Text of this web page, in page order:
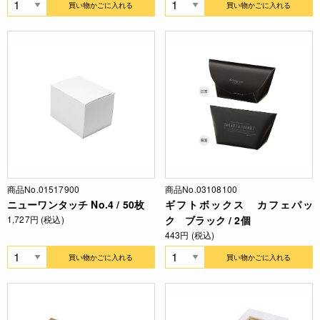
買い物かごに入れる 買い物かごに入れる
商品No.01517900
ニューワンタッチ No.4 / 50枚
1,727円 (税込)
買い物かごに入れる
商品No.03108100
ギフトボックス カフェパッ
ク ブラック / 2個
443円 (税込)
買い物かごに入れる